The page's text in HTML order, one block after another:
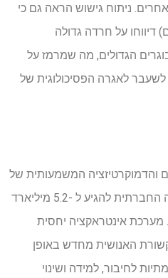
ניתוח גישוש הראה גם כי
צעירים יותר (<35 שנים) דיווחו על חרדה גדולה
הגדולים, מה שמרמז על
לאגרה הפסיכולוגית של
והדמוקרטיזציה המשמעותית של
הנגישות המקוונת אפשרו למדיה החברתית להגיע ל -5.2 מיליארד
אינטראקציה יחסית
האנושית מחדש באופן
לחיבור, למידה ושינוי